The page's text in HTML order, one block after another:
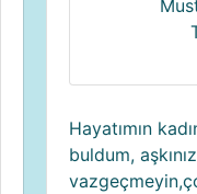
Hayatımın
buldum,